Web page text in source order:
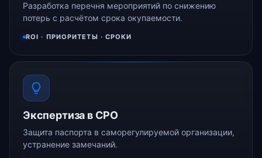
Разработка перечня мероприятий по снижению
потерь с расчётом срока окупаемости.
ROI · ПРИОРИТЕТЫ · СРОКИ
Экспертиза в СРО
Защита паспорта в саморегулируемой организации,
устранение замечаний.